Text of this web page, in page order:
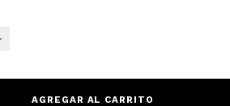
AGREGAR AL CARRITO